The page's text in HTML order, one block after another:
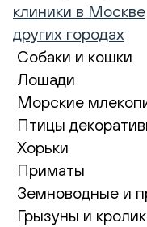
клиники в Москве
других городах
Собаки и кошки
Лошади
Морские
Птицы
Хорьки
Приматы
Земноводные и
Грызуны и